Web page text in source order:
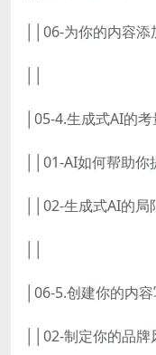
││06-为你的内容
│05-4.生成式AI的
││01-AI如何帮助
││02-生成式AI的
│06-5.创建你的内
││02-制定你的品